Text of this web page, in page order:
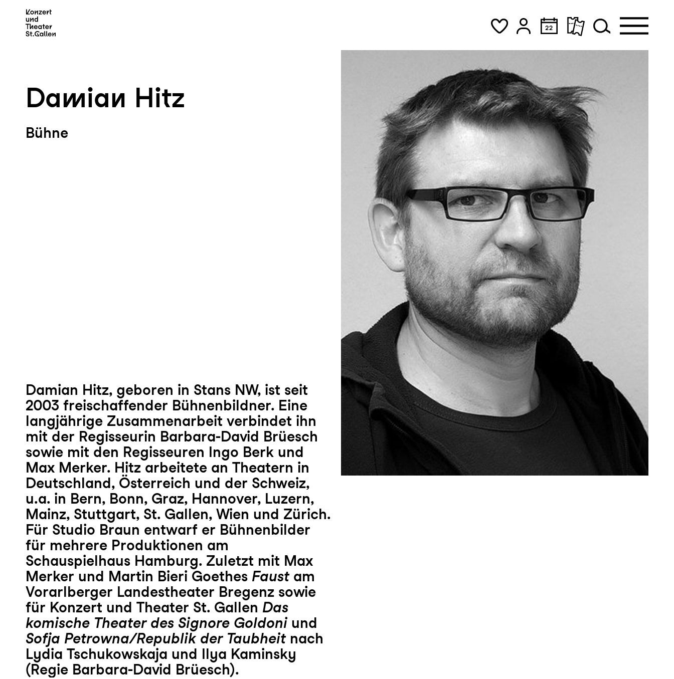
Damian Hitz
Bühne
Damian Hitz, geboren in Stans NW, ist seit
2003 freischaffender Bühnenbildner. Eine
langjährige Zusammenarbeit verbindet ihn
mit der Regisseurin Barbara-David Brüesch
sowie mit den Regisseuren Ingo Berk und
Max Merker. Hitz arbeitete an Theatern in
Deutschland, Österreich und der Schweiz,
u.a. in Bern, Bonn, Graz, Hannover, Luzern,
Mainz, Stuttgart, St. Gallen, Wien und Zürich.
Für Studio Braun entwarf er Bühnenbilder
für mehrere Produktionen am
Schauspielhaus Hamburg. Zuletzt mit Max
Merker und Martin Bieri Goethes Faustam
Vorarlberger Landestheater Bregenz sowie
für Konzert und Theater St. Gallen Das
komische Theater des Signore Goldoniund
Sofja Petrowna/Republik der Taubheitnach
Lydia Tschukowskaja und Ilya Kaminsky
(Regie Barbara-David Brüesch).